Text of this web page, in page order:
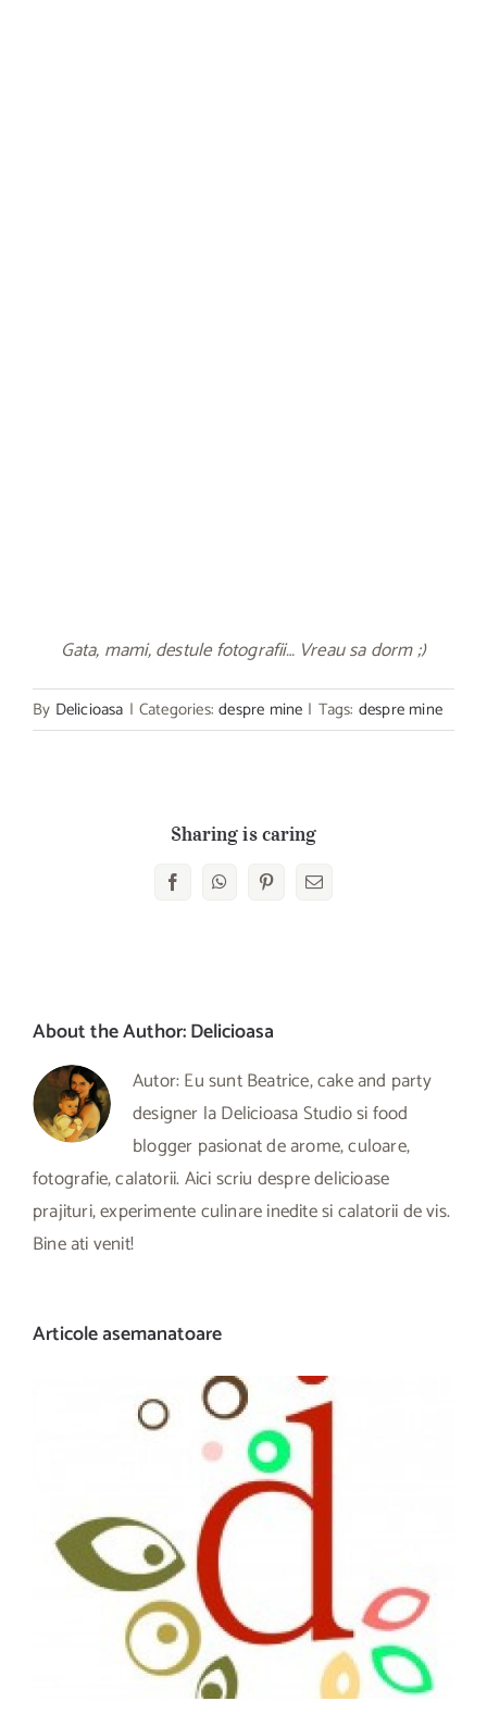
Gata, mami, destule fotografii… Vreau sa dorm ;)
By Delicioasa | Categories:despre mine | Tags: despre mine
Sharing is caring
FacebookWhatsAppPinterest
E-
About the Author:Delicioasa
Autor: Eu sunt Beatrice, cake and party
designer la Delicioasa Studio si food
blogger pasionat de arome, culoare,
fotografie, calatorii. Aici scriu despre delicioase
prajituri, experimente culinare inedite si calatorii de vis.
Bine ati venit!
Articole asemanatoare